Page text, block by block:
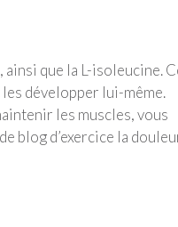
que la L-isoleucine.
développer lui-même.
les muscles, vous
blog d’exercice la